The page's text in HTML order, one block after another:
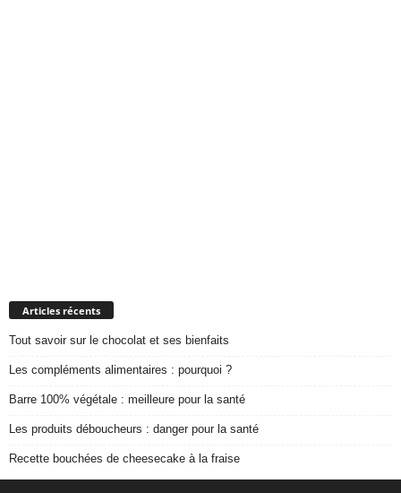
Articles récents
Tout savoir sur le chocolat et ses bienfaits
Les compléments alimentaires : pourquoi ?
Barre 100% végétale : meilleure pour la santé
Les produits déboucheurs : danger pour la santé
Recette bouchées de cheesecake à la fraise